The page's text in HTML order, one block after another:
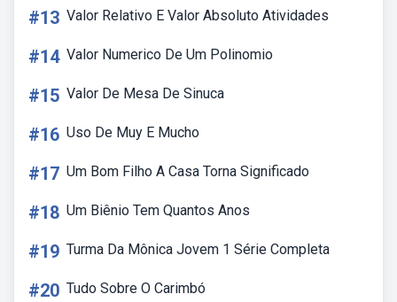
#13 Valor Relativo E Valor Absoluto Atividades
#14 Valor Numerico De Um Polinomio
#15 Valor De Mesa De Sinuca
#16 Uso De Muy E Mucho
#17 Um Bom Filho A Casa Torna Significado
#18 Um Biênio Tem Quantos Anos
#19 Turma Da Mônica Jovem 1 Série Completa
#20 Tudo Sobre O Carimbó